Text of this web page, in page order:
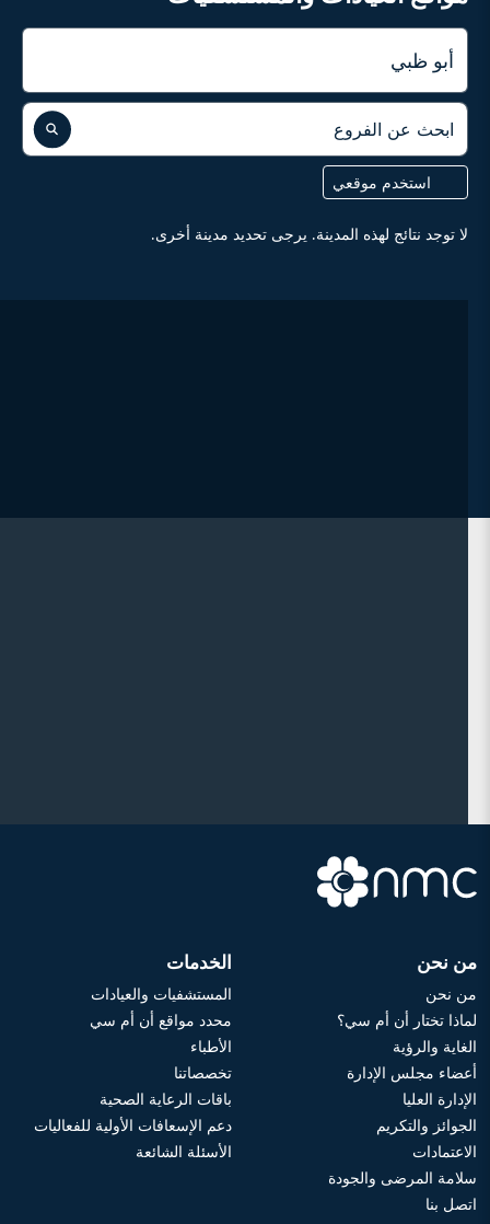
المدينة
ابحث عن الفروع
استخدم موقعي
لا توجد نتائج لهذه المدينة. يرجى تحديد مدينة أخرى.
من نحن
من نحن
لماذا تختار أن أم سي؟
الغاية والرؤية
أعضاء مجلس الإدارة
الإدارة العليا
الجوائز والتكريم
الاعتمادات
سلامة المرضى والجودة
اتصل بنا
الخدمات
المستشفيات والعيادات
محدد مواقع أن أم سي
الأطباء
تخصصاتنا
باقات الرعاية الصحية
دعم الإسعافات الأولية للفعاليات
الأسئلة الشائعة